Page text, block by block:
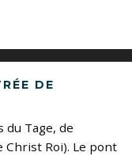
DE
du Tage, de
Christ Roi). Le pont